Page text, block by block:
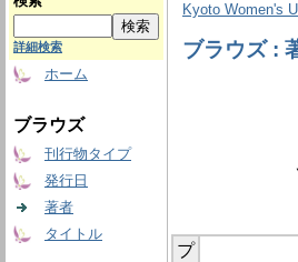
詳細検索
ホーム
ブラウズ
刊行物タイプ
発行日
著者
タイトル
Kyoto Women's
ブラウズ :
プ